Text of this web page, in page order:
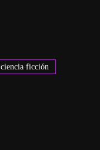
ciencia ficción